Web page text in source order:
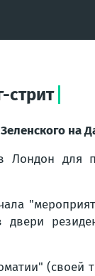
стрит
на
для
(своей